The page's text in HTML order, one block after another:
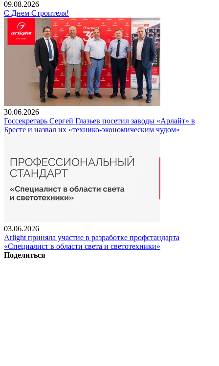
09.08.2026
С Днем Строителя!
30.06.2026
Госсекретарь Сергей Глазьев посетил заводы «Арлайт» в
Бресте и назвал их «технико-экономическим чудом»
03.06.2026
Arlight приняла участие в разработке профстандарта
«Специалист в области света и светотехники»
Поделиться